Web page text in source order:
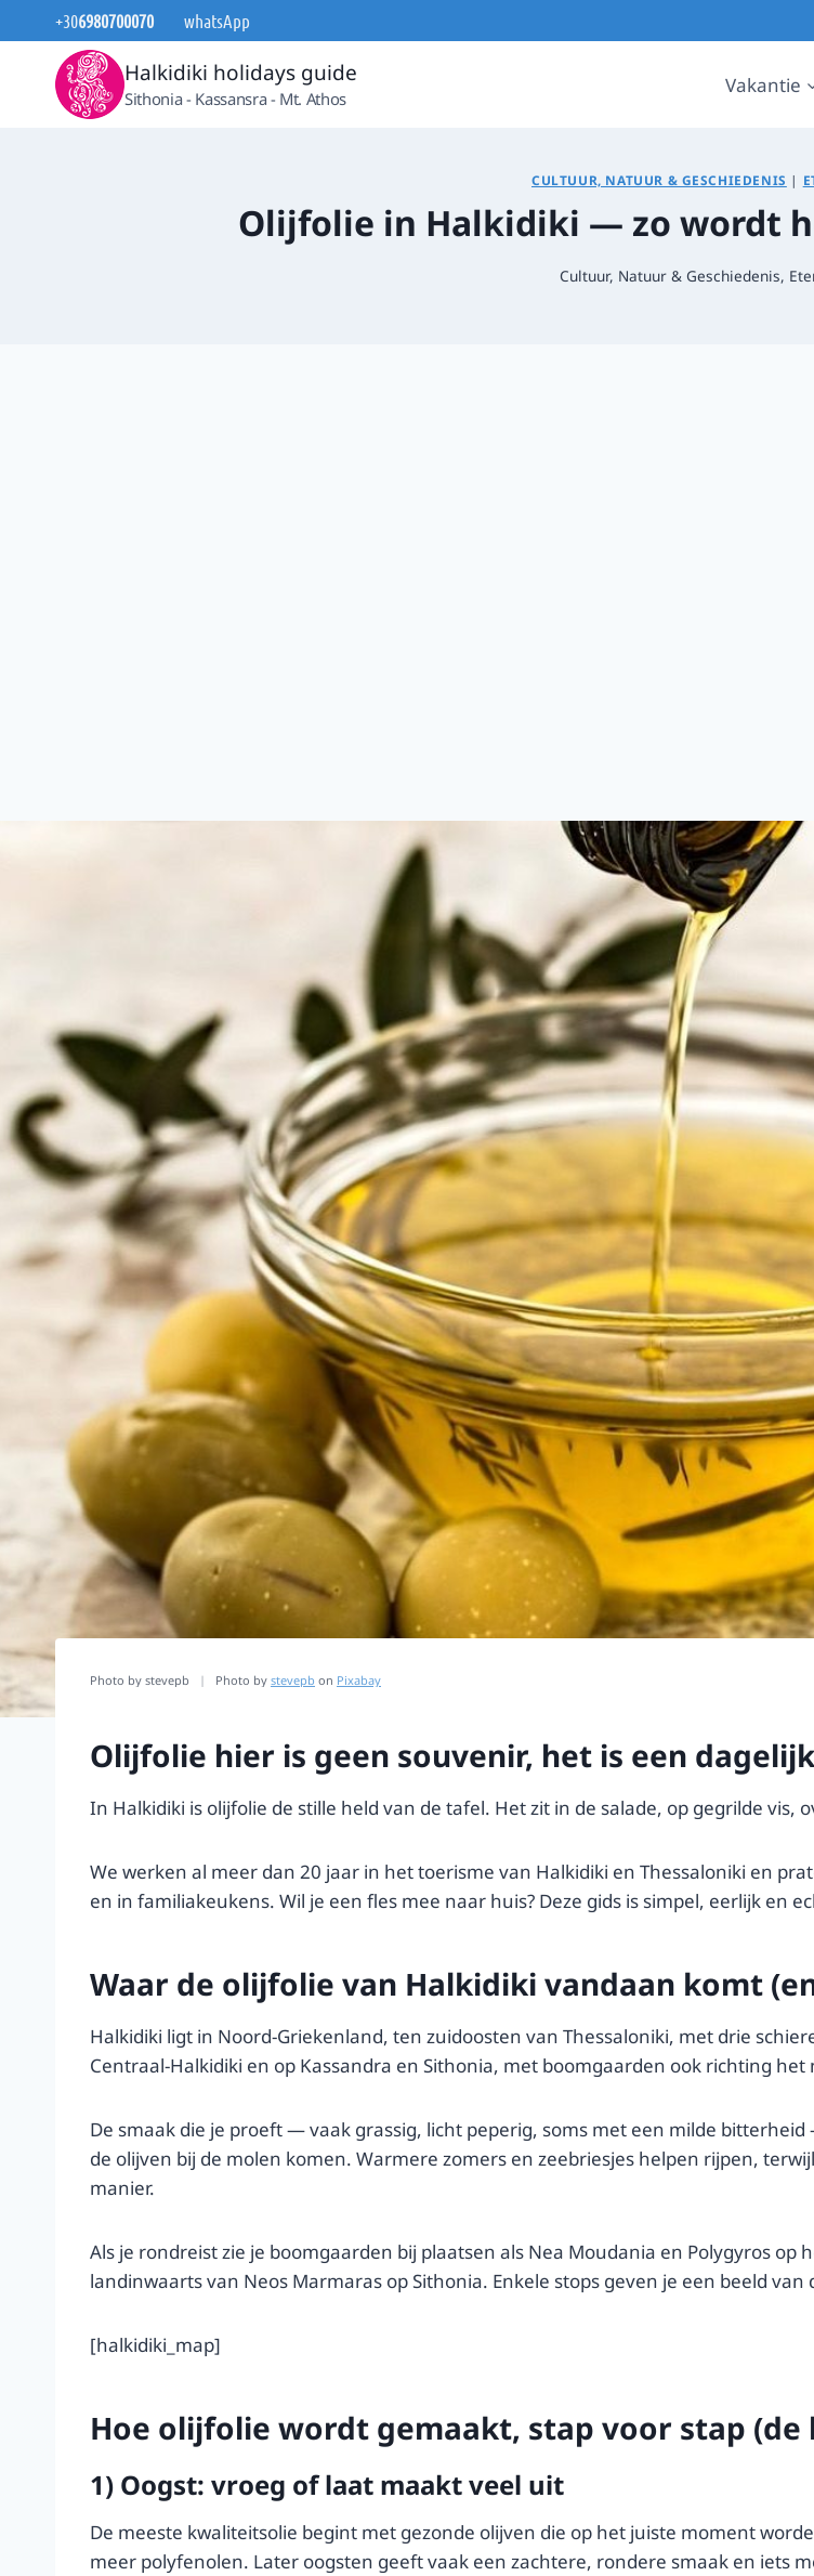
Doorgaan
naar
inhoud
+306980700070 whatsApp
Halkidiki holidays guide
Sithonia - Kassansra - Mt. Athos
Vakantie
CULTUUR, NATUUR & GESCHIEDENIS |
Olijfolie in Halkidiki — zo wordt
Cultuur, Natuur & Geschiedenis,
Photo by stevepb | Photo by stevepb on Pixabay
Olijfolie hier is geen souvenir, het is een
In Halkidiki is olijfolie de stille held van de tafel. Het zit in de salade, op gegrilde
We werken al meer dan 20 jaar in het toerisme van Halkidiki en Thessaloniki en
en in familiakeukens. Wil je een fles mee naar huis? Deze gids is simpel, eerlijk en
Waar de olijfolie van Halkidiki vandaan komt
Halkidiki ligt in Noord-Griekenland, ten zuidoosten van Thessaloniki, met drie
Centraal-Halkidiki en op Kassandra en Sithonia, met boomgaarden ook richting
De smaak die je proeft — vaak grassig, licht peperig, soms met een milde
de olijven bij de molen komen. Warmere zomers en zeebriesjes helpen rijpen,
manier.
Als je rondreist zie je boomgaarden bij plaatsen als Nea Moudania en Polygyros
landinwaarts van Neos Marmaras op Sithonia. Enkele stops geven je een beeld
[halkidiki_map]
Hoe olijfolie wordt gemaakt, stap voor stap (de
1) Oogst: vroeg of laat maakt veel uit
De meeste kwaliteitsolie begint met gezonde olijven die op het juiste moment
meer polyfenolen. Later oogsten geeft vaak een zachtere, rondere smaak en iets